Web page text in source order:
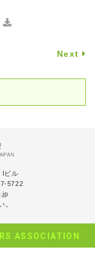
Next
Iビル
5722
。
ASSOCIATION